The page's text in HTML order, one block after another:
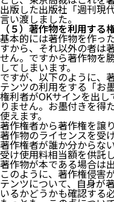
出版した出版社「週刊現
言い渡しました。
（５）著作物を利用する
基本的には著作物を作っ
すから、それ以外の者は
せん。ですから著作物を
してしまいます。
ですが、以下のように、
テンツの利用をする「お
権利者がOKサインを出
りません。お墨付きを得
使えます。
著作権者から著作権を譲
著作物のライセンスを受
著作権者が誰か分からな
受け使用料相当額を供託
著作物が本である場合は
このように、著作権侵害
テンツについて、自身が
いるかどうかも確認する